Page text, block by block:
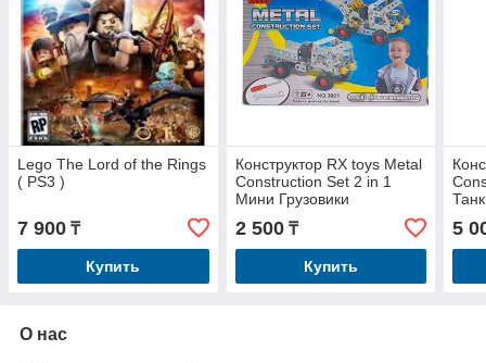
Lego The Lord of the Rings
( PS3 )
7 900 ₸
Купить
Конструктор RX toys Metal
Construction Set 2 in 1
Мини Грузовики
(металлический)
2 500₸
Купить
5
О нас